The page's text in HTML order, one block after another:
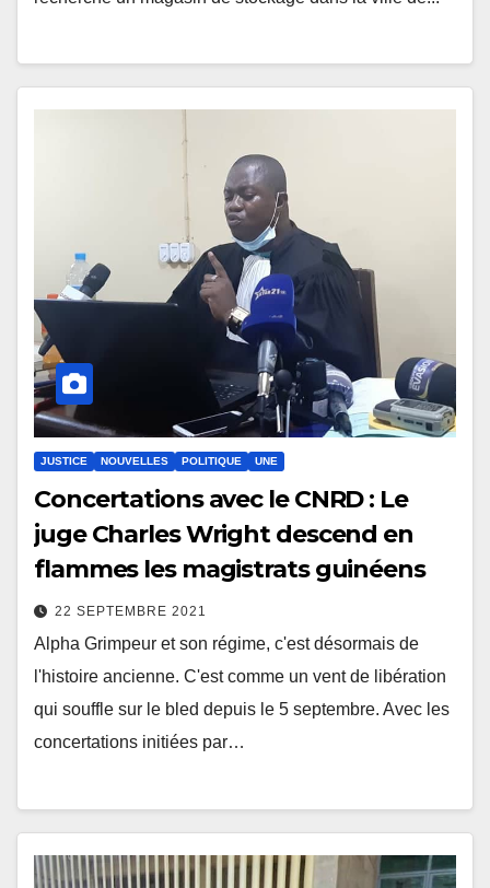
JUSTICE NOUVELLES POLITIQUE UNE
Concertations avec le CNRD : Le
juge Charles Wright descend en
flammes les magistrats guinéens
22 SEPTEMBRE 2021
Alpha Grimpeur et son régime, c'est désormais de
l'histoire ancienne. C'est comme un vent de libération
qui souffle sur le bled depuis le 5 septembre. Avec les
concertations initiées par…